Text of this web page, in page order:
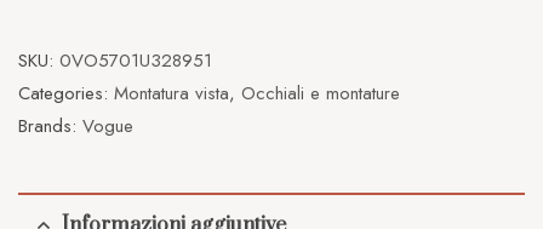
SKU: 0VO5701U328951
Categories: Montatura vista, Occhiali e montature
Brands: Vogue